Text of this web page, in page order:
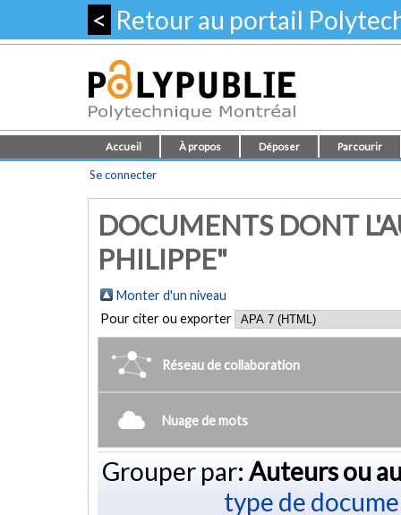
< Retour au portail
Accueil À propos Déposer Parcourir
Se connecter
DOCUMENTS DONT
PHILIPPE"
Monter d'un niveau
Pour citer ou exporter
Réseau de collaboration
Nuage de mots
Grouper par: Auteurs ou
type de